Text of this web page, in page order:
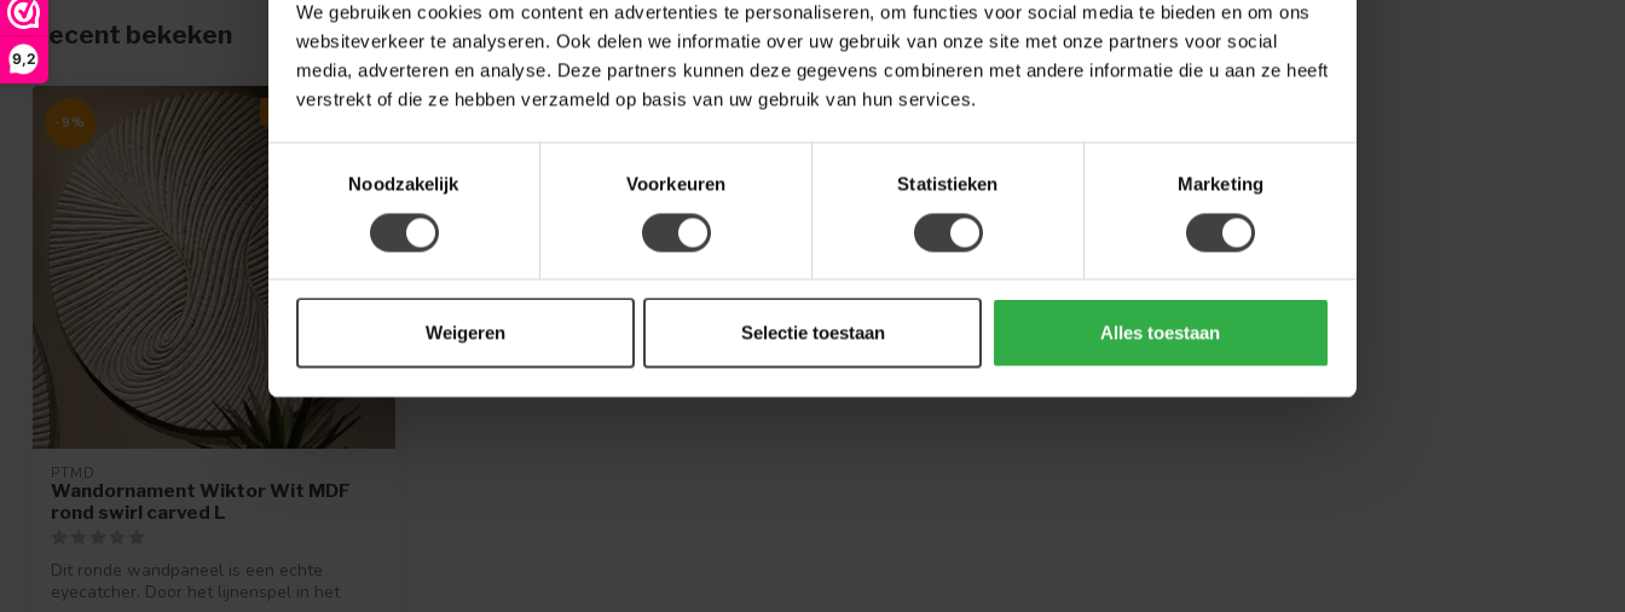
We gebruiken cookies om content en advertenties te personaliseren, om functies voor social media te bieden en om ons
websiteverkeer te analyseren. Ook delen we informatie over uw gebruik van onze site met onze partners voor social
media, adverteren en analyse. Deze partners kunnen deze gegevens combineren met andere informatie die u aan ze heeft
verstrekt of die ze hebben verzameld op basis van uw gebruik van hun services.
Noodzakelijk
Voorkeuren Statistieken Marketing
Weigeren Selectie toestaan Alles toestaan
9,2
Recent bekeken
-9%
PTMD
Wandornament Wiktor Wit MDF
rond swirl carved L
Dit ronde wandpaneel is een echte
eyecatcher. Door het lijnenspel in het